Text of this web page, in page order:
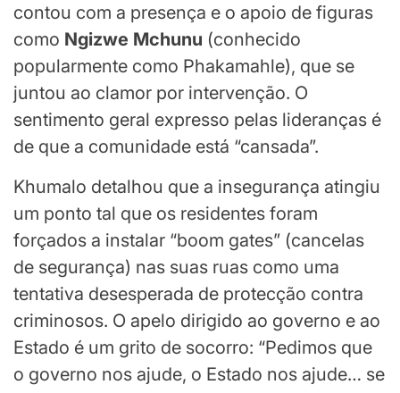
contou com a presença e o apoio de figuras
como Ngizwe Mchunu (conhecido
popularmente como Phakamahle), que se
juntou ao clamor por intervenção. O
sentimento geral expresso pelas lideranças é
de que a comunidade está “cansada”.
Khumalo detalhou que a insegurança atingiu
um ponto tal que os residentes foram
forçados a instalar “boom gates” (cancelas
de segurança) nas suas ruas como uma
tentativa desesperada de protecção contra
criminosos. O apelo dirigido ao governo e ao
Estado é um grito de socorro: “Pedimos que
o governo nos ajude, o Estado nos ajude… se